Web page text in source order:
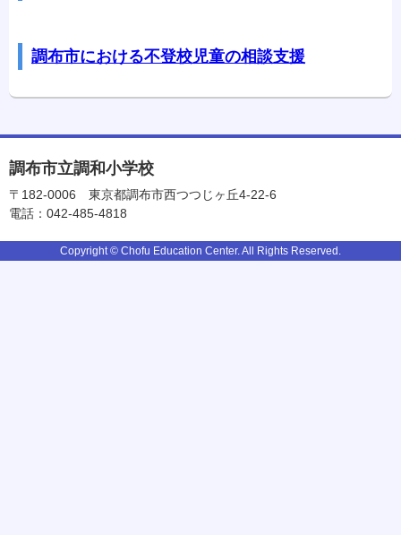
調布市における不登校児童の相談支援
調布市立調和小学校
〒182-0006
東京都調布市西つつじヶ丘4-22-6
電話：042-485-4818
Copyright © Chofu Education Center. All Rights Reserved.